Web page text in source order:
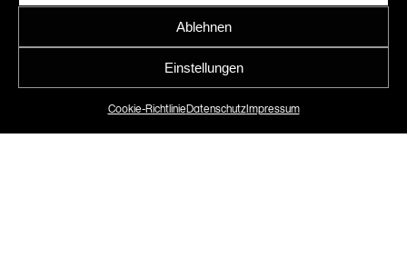
Ablehnen
Einstellungen
Cookie-RichtlinieDatenschutzImpressum
Konrad Merkt GmbH
Geschäftsausstattung und
Printkommunikation